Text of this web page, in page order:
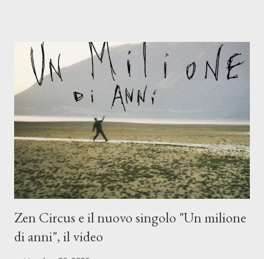
Dicevamo. Ed è da qui che il nostro inizia questo concept
musicale, con " Che ora è" , raccontando la separazione dalla
moglie, del senso di sconfitta e del caldo afoso che opprime,
giusta condizione di sopraffazione: "Non so che ora è, che giorno
è, di questa estate che...". E' raro fare uscire come singolo una
cover, ma...
Zen Circus e il nuovo singolo "Un milione
di anni", il video